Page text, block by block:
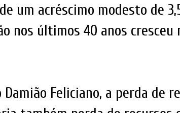
um acréscimo modesto de
nos últimos 40 anos cresceu
Damião Feliciano, a perda de